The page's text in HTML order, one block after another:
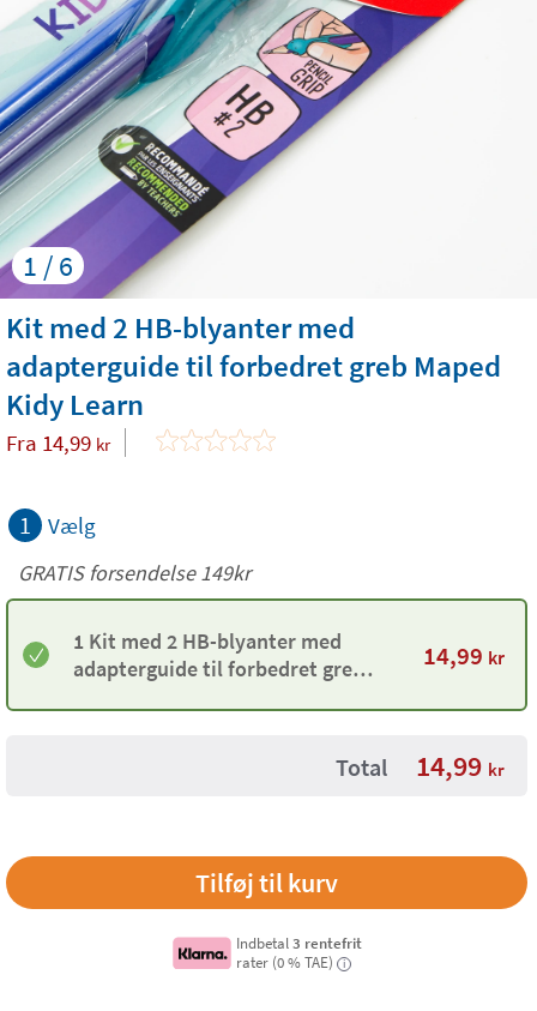
1 / 6
Kit med 2 HB-blyanter med
adapterguide til forbedret greb Maped
Kidy Learn
Fra 14,99 kr
1 Vælg
GRATIS forsendelse 149kr
1 Kit med 2 HB-blyanter med
adapterguide til forbedret greb
14,99 kr
Total 14,99 kr
Indbetal3 rentefrit
rater (0 % TAE)
i